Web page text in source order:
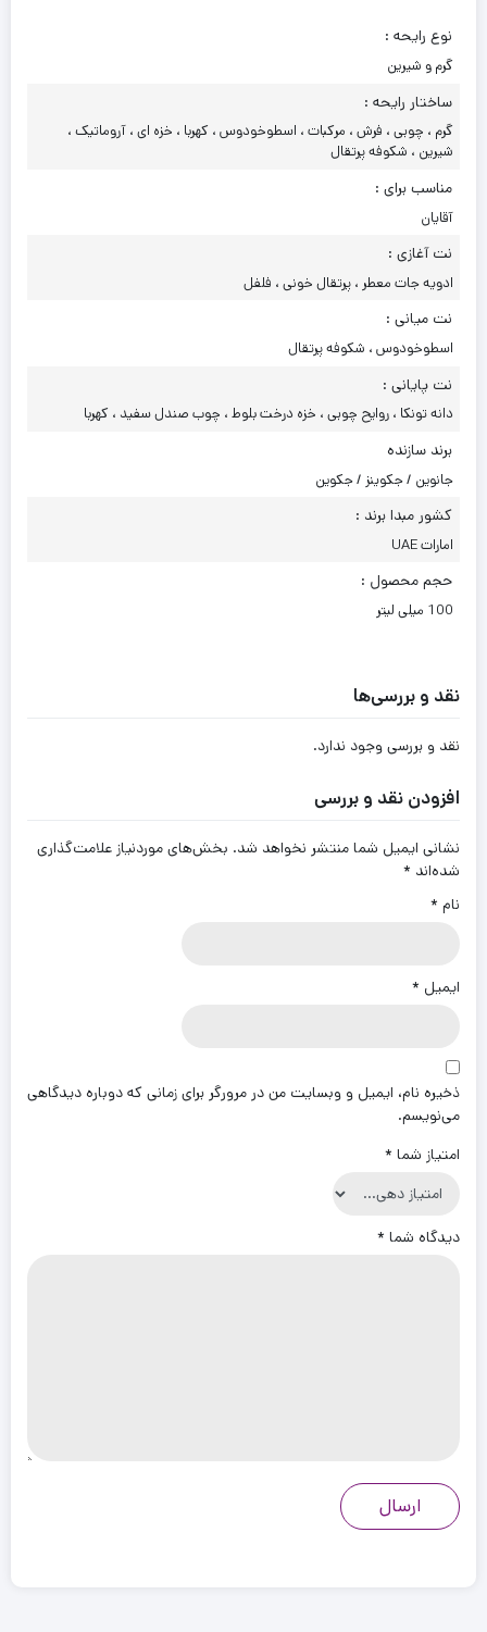
نوع رایحه :
گرم و شیرین
ساختار رایحه :
گرم ، چوبی ، فرش ، مرکبات ، اسطوخودوس ، کهربا ، خزه ای ، آروماتیک ،
شیرین ، شکوفه پرتقال
مناسب برای :
آقایان
نت آغازی :
ادویه جات معطر ، پرتقال خونی ، فلفل
نت میانی :
اسطوخودوس ، شکوفه پرتقال
نت پایانی :
دانه تونکا ، روایح چوبی ، خزه درخت بلوط ، چوب صندل سفید ، کهربا
برند سازنده
جانوین / جکوینز / جکوین
کشور مبدا برند :
امارات UAE
حجم محصول :
100 میلی لیتر
نقد و بررسی‌ها
نقد و بررسی وجود ندارد.
افزودن نقد و بررسی
نشانی ایمیل شما منتشر نخواهد شد. بخش‌های موردنیاز علامت‌گذاری
شده‌اند *
نام *
ایمیل *
ذخیره نام، ایمیل و وبسایت من در مرورگر برای زمانی که دوباره دیدگاهی
می‌نویسم.
امتیاز شما *
دیدگاه شما *